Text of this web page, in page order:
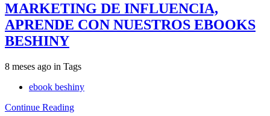
MARKETING DE INFLUENCIA,
APRENDE CON NUESTROS EBOOKS
BESHINY
8 meses ago in Tags
ebook beshiny
Continue Reading